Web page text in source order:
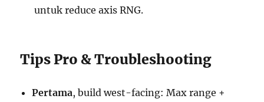
untuk reduce axis RNG.
Tips Pro & Troubleshooting
Pertama, build west-facing: Max range +